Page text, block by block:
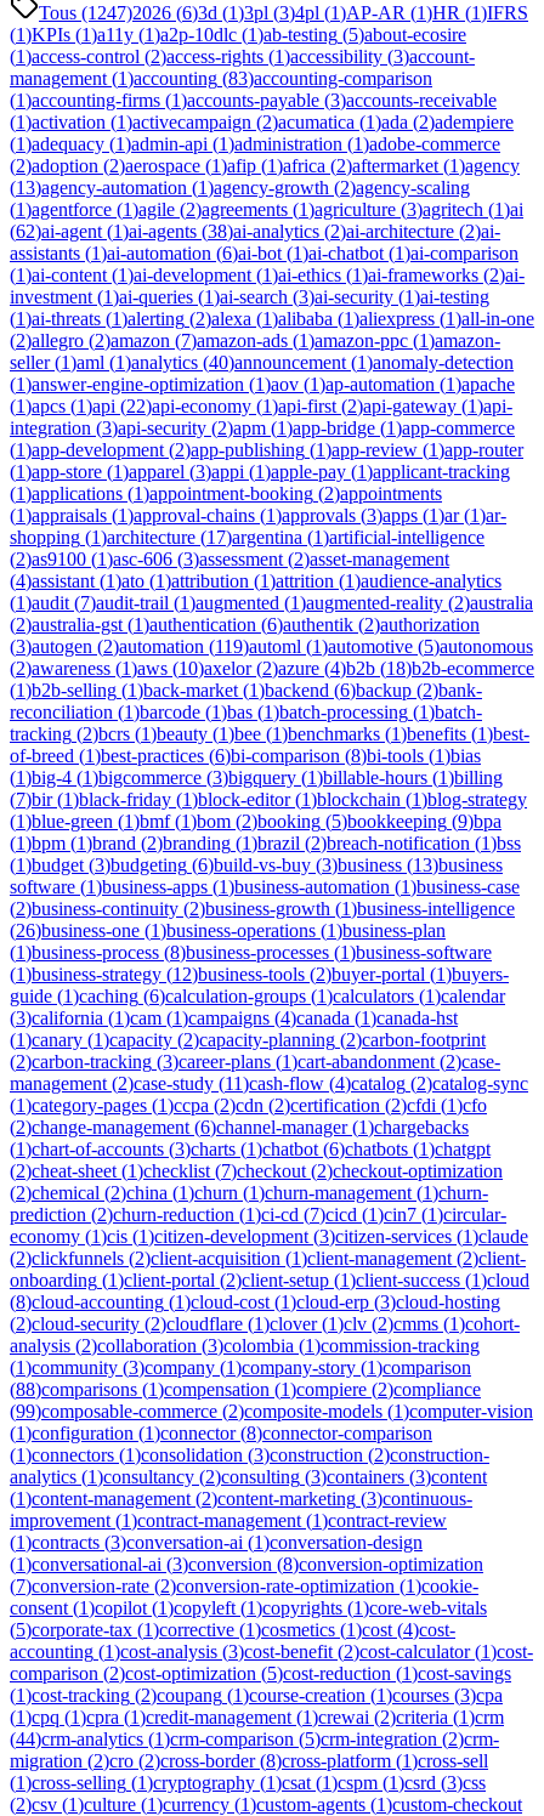
Tous (1247)2026 (6)3d (1)3pl (3)4pl (1)AP-AR (1)HR (1)IFRS
(1)KPIs (1)a11y (1)a2p-10dlc (1)ab-testing (5)about-ecosire
(1)access-control (2)access-rights (1)accessibility (3)account-
management (1)accounting (83)accounting-comparison
(1)accounting-firms (1)accounts-payable (3)accounts-receivable
(1)activation (1)activecampaign (2)acumatica (1)ada (2)adempiere
(1)adequacy (1)admin-api (1)administration (1)adobe-commerce
(2)adoption (2)aerospace (1)afip (1)africa (2)aftermarket (1)agency
(13)agency-automation (1)agency-growth (2)agency-scaling
(1)agentforce (1)agile (2)agreements (1)agriculture (3)agritech (1)ai
(62)ai-agent (1)ai-agents (38)ai-analytics (2)ai-architecture (2)ai-
assistants (1)ai-automation (6)ai-bot (1)ai-chatbot (1)ai-comparison
(1)ai-content (1)ai-development (1)ai-ethics (1)ai-frameworks (2)ai-
investment (1)ai-queries (1)ai-search (3)ai-security (1)ai-testing
(1)ai-threats (1)alerting (2)alexa (1)alibaba (1)aliexpress (1)all-in-one
(2)allegro (2)amazon (7)amazon-ads (1)amazon-ppc (1)amazon-
seller(1)aml (1)analytics (40)announcement (1)anomaly-detection
(1)answer-engine-optimization (1)aov (1)ap-automation (1)apache
(1)apcs (1)api (22)api-economy (1)api-first (2)api-gateway (1)api-
integration (3)api-security (2)apm (1)app-bridge (1)app-commerce
(1)app-development (2)app-publishing (1)app-review (1)app-router
(1)app-store (1)apparel (3)appi (1)apple-pay (1)applicant-tracking
(1)applications (1)appointment-booking (2)appointments
(1)appraisals (1)approval-chains (1)approvals (3)apps (1)ar(1)ar-
shopping (1)architecture (17)argentina (1)artificial-intelligence
(2)as9100 (1)asc-606 (3)assessment (2)asset-management
(4)assistant (1)ato (1)attribution (1)attrition (1)audience-analytics
(1)audit (7)audit-trail (1)augmented (1)augmented-reality (2)australia
(2)australia-gst (1)authentication (6)authentik (2)authorization
(3)autogen (2)automation (119)automl (1)automotive (5)autonomous
(2)awareness (1)aws (10)axelor(2)azure (4)b2b (18)b2b-ecommerce
(1)b2b-selling (1)back-market (1)backend (6)backup (2)bank-
reconciliation (1)barcode (1)bas (1)batch-processing (1)batch-
tracking (2)bcrs (1)beauty (1)bee (1)benchmarks (1)benefits (1)best-
of-breed (1)best-practices (6)bi-comparison (8)bi-tools (1)bias
(1)big-4 (1)bigcommerce (3)bigquery (1)billable-hours (1)billing
(7)bir(1)black-friday (1)block-editor(1)blockchain (1)blog-strategy
(1)blue-green (1)bmf(1)bom (2)booking (5)bookkeeping (9)bpa
(1)bpm (1)brand (2)branding (1)brazil (2)breach-notification (1)bss
(1)budget (3)budgeting (6)build-vs-buy (3)business (13)business
software (1)business-apps (1)business-automation (1)business-case
(2)business-continuity (2)business-growth (1)business-intelligence
(26)business-one (1)business-operations (1)business-plan
(1)business-process (8)business-processes (1)business-software
(1)business-strategy (12)business-tools (2)buyer-portal (1)buyers-
guide (1)caching (6)calculation-groups (1)calculators (1)calendar
(3)california (1)cam (1)campaigns (4)canada (1)canada-hst
(1)canary (1)capacity (2)capacity-planning (2)carbon-footprint
(2)carbon-tracking (3)career-plans (1)cart-abandonment (2)case-
management (2)case-study (11)cash-flow (4)catalog (2)catalog-sync
(1)category-pages (1)ccpa (2)cdn (2)certification (2)cfdi (1)cfo
(2)change-management (6)channel-manager(1)chargebacks
(1)chart-of-accounts (3)charts (1)chatbot (6)chatbots (1)chatgpt
(2)cheat-sheet (1)checklist (7)checkout (2)checkout-optimization
(2)chemical (2)china (1)churn (1)churn-management (1)churn-
prediction (2)churn-reduction (1)ci-cd (7)cicd (1)cin7 (1)circular-
economy (1)cis (1)citizen-development (3)citizen-services (1)claude
(2)clickfunnels (2)client-acquisition (1)client-management (2)client-
onboarding (1)client-portal (2)client-setup (1)client-success (1)cloud
(8)cloud-accounting (1)cloud-cost (1)cloud-erp (3)cloud-hosting
(2)cloud-security (2)cloudflare (1)clover(1)clv (2)cmms (1)cohort-
analysis (2)collaboration (3)colombia (1)commission-tracking
(1)community (3)company (1)company-story (1)comparison
(88)comparisons (1)compensation (1)compiere (2)compliance
(99)composable-commerce (2)composite-models (1)computer-vision
(1)configuration (1)connector(8)connector-comparison
(1)connectors (1)consolidation (3)construction (2)construction-
analytics (1)consultancy (2)consulting (3)containers (3)content
(1)content-management (2)content-marketing (3)continuous-
improvement (1)contract-management (1)contract-review
(1)contracts (3)conversation-ai (1)conversation-design
(1)conversational-ai (3)conversion (8)conversion-optimization
(7)conversion-rate (2)conversion-rate-optimization (1)cookie-
consent (1)copilot (1)copyleft (1)copyrights (1)core-web-vitals
(5)corporate-tax (1)corrective (1)cosmetics (1)cost (4)cost-
accounting (1)cost-analysis (3)cost-benefit (2)cost-calculator(1)cost-
comparison (2)cost-optimization (5)cost-reduction (1)cost-savings
(1)cost-tracking (2)coupang (1)course-creation (1)courses (3)cpa
(1)cpq (1)cpra (1)credit-management (1)crewai (2)criteria (1)crm
(44)crm-analytics (1)crm-comparison (5)crm-integration (2)crm-
migration (2)cro (2)cross-border(8)cross-platform (1)cross-sell
(1)cross-selling (1)cryptography (1)csat (1)cspm (1)csrd (3)css
(2)csv (1)culture (1)currency (1)custom-agents (1)custom-checkout